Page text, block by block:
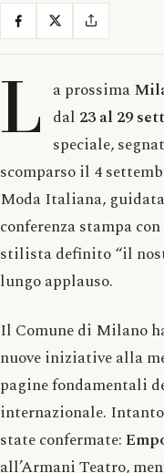
L a prossima
dal 23 al 29
speciale,
scomparso il 4
Moda Italiana,
conferenza stampa
stilista definito “il
lungo applauso.
Il Comune di Milano
nuove iniziative alla
pagine fondamentali
internazionale.
state confermate:
all’Armani Teatro,